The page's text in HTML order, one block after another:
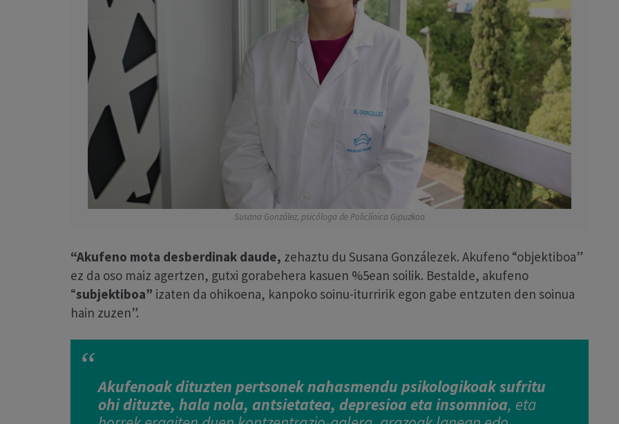
Susana González, psicóloga de Policlínica Gipuzkoa
“Akufeno mota desberdinak daude, zehaztu du Susana Gonzálezek. Akufeno “objektiboa”
ez da oso maiz agertzen, gutxi gorabehera kasuen %5ean soilik. Bestalde, akufeno
“subjektiboa” izaten da ohikoena, kanpoko soinu-iturririk egon gabe entzuten den soinua
hain zuzen”.
Akufenoak dituzten pertsonek nahasmendu psikologikoak sufritu
ohi dituzte, hala nola, antsietatea, depresioa eta insomnioa, eta